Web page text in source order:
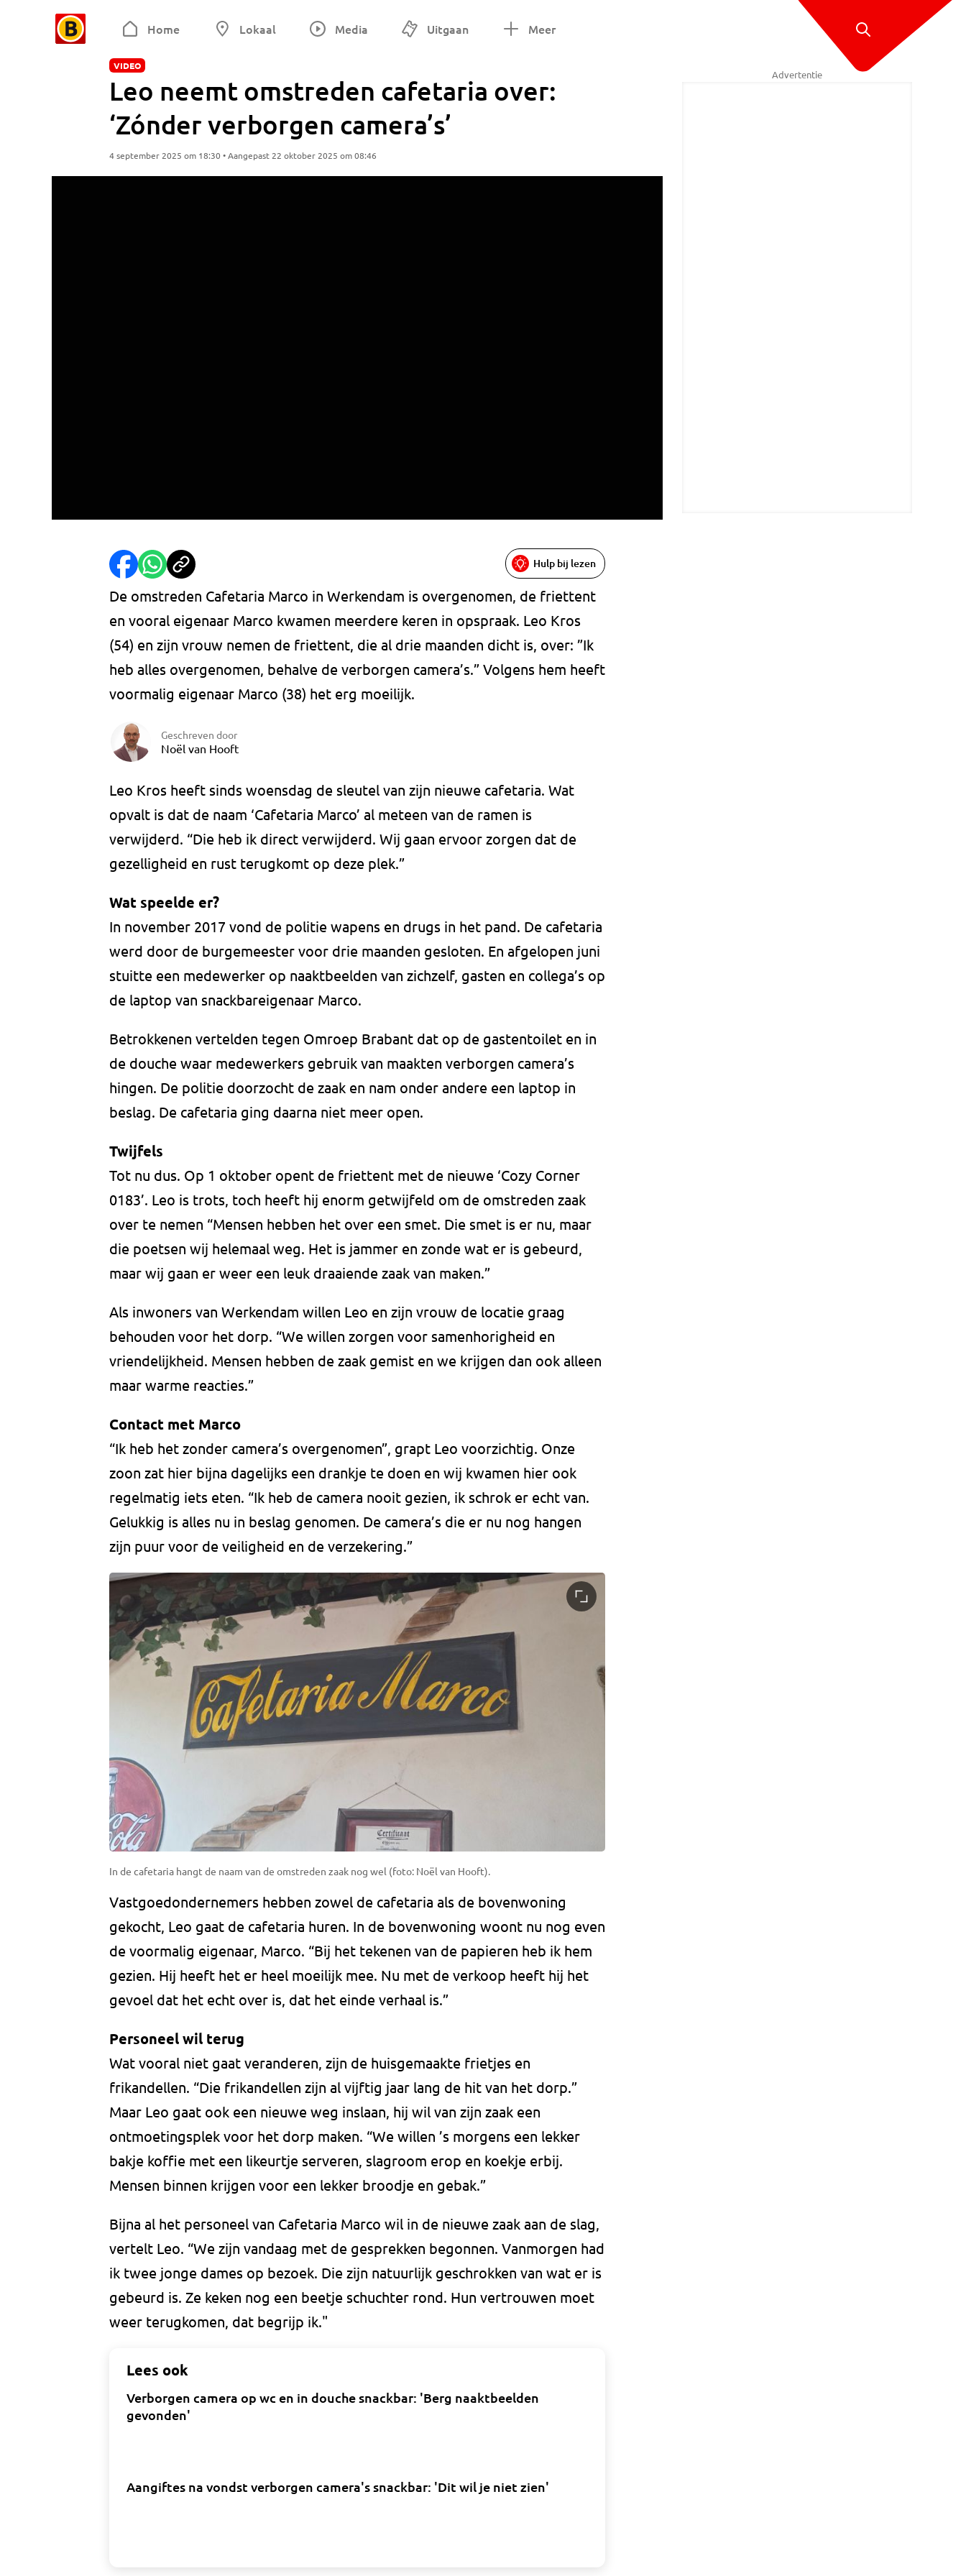
Home Lokaal Media Uitgaan Meer
VIDEO
Leo neemt omstreden cafetaria over:
‘Zónder verborgen camera’s’
4 september 2025 om 18:30 • Aangepast 22 oktober 2025 om 08:46
Hulp bij lezen
De omstreden Cafetaria Marco in Werkendam is overgenomen, de friettent
en vooral eigenaar Marco kwamen meerdere keren in opspraak. Leo Kros
(54) en zijn vrouw nemen de friettent, die al drie maanden dicht is, over: ”Ik
heb alles overgenomen, behalve de verborgen camera’s.” Volgens hem heeft
voormalig eigenaar Marco (38) het erg moeilijk.
Geschreven door
Noël van Hooft
Leo Kros heeft sinds woensdag de sleutel van zijn nieuwe cafetaria. Wat
opvalt is dat de naam ‘Cafetaria Marco’ al meteen van de ramen is
verwijderd. “Die heb ik direct verwijderd. Wij gaan ervoor zorgen dat de
gezelligheid en rust terugkomt op deze plek.”
Wat speelde er?
In november 2017 vond de politie wapens en drugs in het pand. De cafetaria
werd door de burgemeester voor drie maanden gesloten. En afgelopen juni
stuitte een medewerker op naaktbeelden van zichzelf, gasten en collega’s op
de laptop van snackbareigenaar Marco.
Betrokkenen vertelden tegen Omroep Brabant dat op de gastentoilet en in
de douche waar medewerkers gebruik van maakten verborgen camera’s
hingen. De politie doorzocht de zaak en nam onder andere een laptop in
beslag. De cafetaria ging daarna niet meer open.
Twijfels
Tot nu dus. Op 1 oktober opent de friettent met de nieuwe ‘Cozy Corner
0183’. Leo is trots, toch heeft hij enorm getwijfeld om de omstreden zaak
over te nemen “Mensen hebben het over een smet. Die smet is er nu, maar
die poetsen wij helemaal weg. Het is jammer en zonde wat er is gebeurd,
maar wij gaan er weer een leuk draaiende zaak van maken.”
Als inwoners van Werkendam willen Leo en zijn vrouw de locatie graag
behouden voor het dorp. “We willen zorgen voor samenhorigheid en
vriendelijkheid. Mensen hebben de zaak gemist en we krijgen dan ook alleen
maar warme reacties.”
Contact met Marco
“Ik heb het zonder camera’s overgenomen”, grapt Leo voorzichtig. Onze
zoon zat hier bijna dagelijks een drankje te doen en wij kwamen hier ook
regelmatig iets eten. “Ik heb de camera nooit gezien, ik schrok er echt van.
Gelukkig is alles nu in beslag genomen. De camera’s die er nu nog hangen
zijn puur voor de veiligheid en de verzekering.”
In de cafetaria hangt de naam van de omstreden zaak nog wel (foto: Noël van Hooft).
Vastgoedondernemers hebben zowel de cafetaria als de bovenwoning
gekocht, Leo gaat de cafetaria huren. In de bovenwoning woont nu nog even
de voormalig eigenaar, Marco. “Bij het tekenen van de papieren heb ik hem
gezien. Hij heeft het er heel moeilijk mee. Nu met de verkoop heeft hij het
gevoel dat het echt over is, dat het einde verhaal is.”
Personeel wil terug
Wat vooral niet gaat veranderen, zijn de huisgemaakte frietjes en
frikandellen. “Die frikandellen zijn al vijftig jaar lang de hit van het dorp.”
Maar Leo gaat ook een nieuwe weg inslaan, hij wil van zijn zaak een
ontmoetingsplek voor het dorp maken. “We willen ’s morgens een lekker
bakje koffie met een likeurtje serveren, slagroom erop en koekje erbij.
Mensen binnen krijgen voor een lekker broodje en gebak.”
Bijna al het personeel van Cafetaria Marco wil in de nieuwe zaak aan de slag,
vertelt Leo. “We zijn vandaag met de gesprekken begonnen. Vanmorgen had
ik twee jonge dames op bezoek. Die zijn natuurlijk geschrokken van wat er is
gebeurd is. Ze keken nog een beetje schuchter rond. Hun vertrouwen moet
weer terugkomen, dat begrijp ik."
Lees ook
Verborgen camera op wc en in douche snackbar: 'Berg naaktbeelden
gevonden'
Aangiftes na vondst verborgen camera's snackbar: 'Dit wil je niet zien'
Advertentie